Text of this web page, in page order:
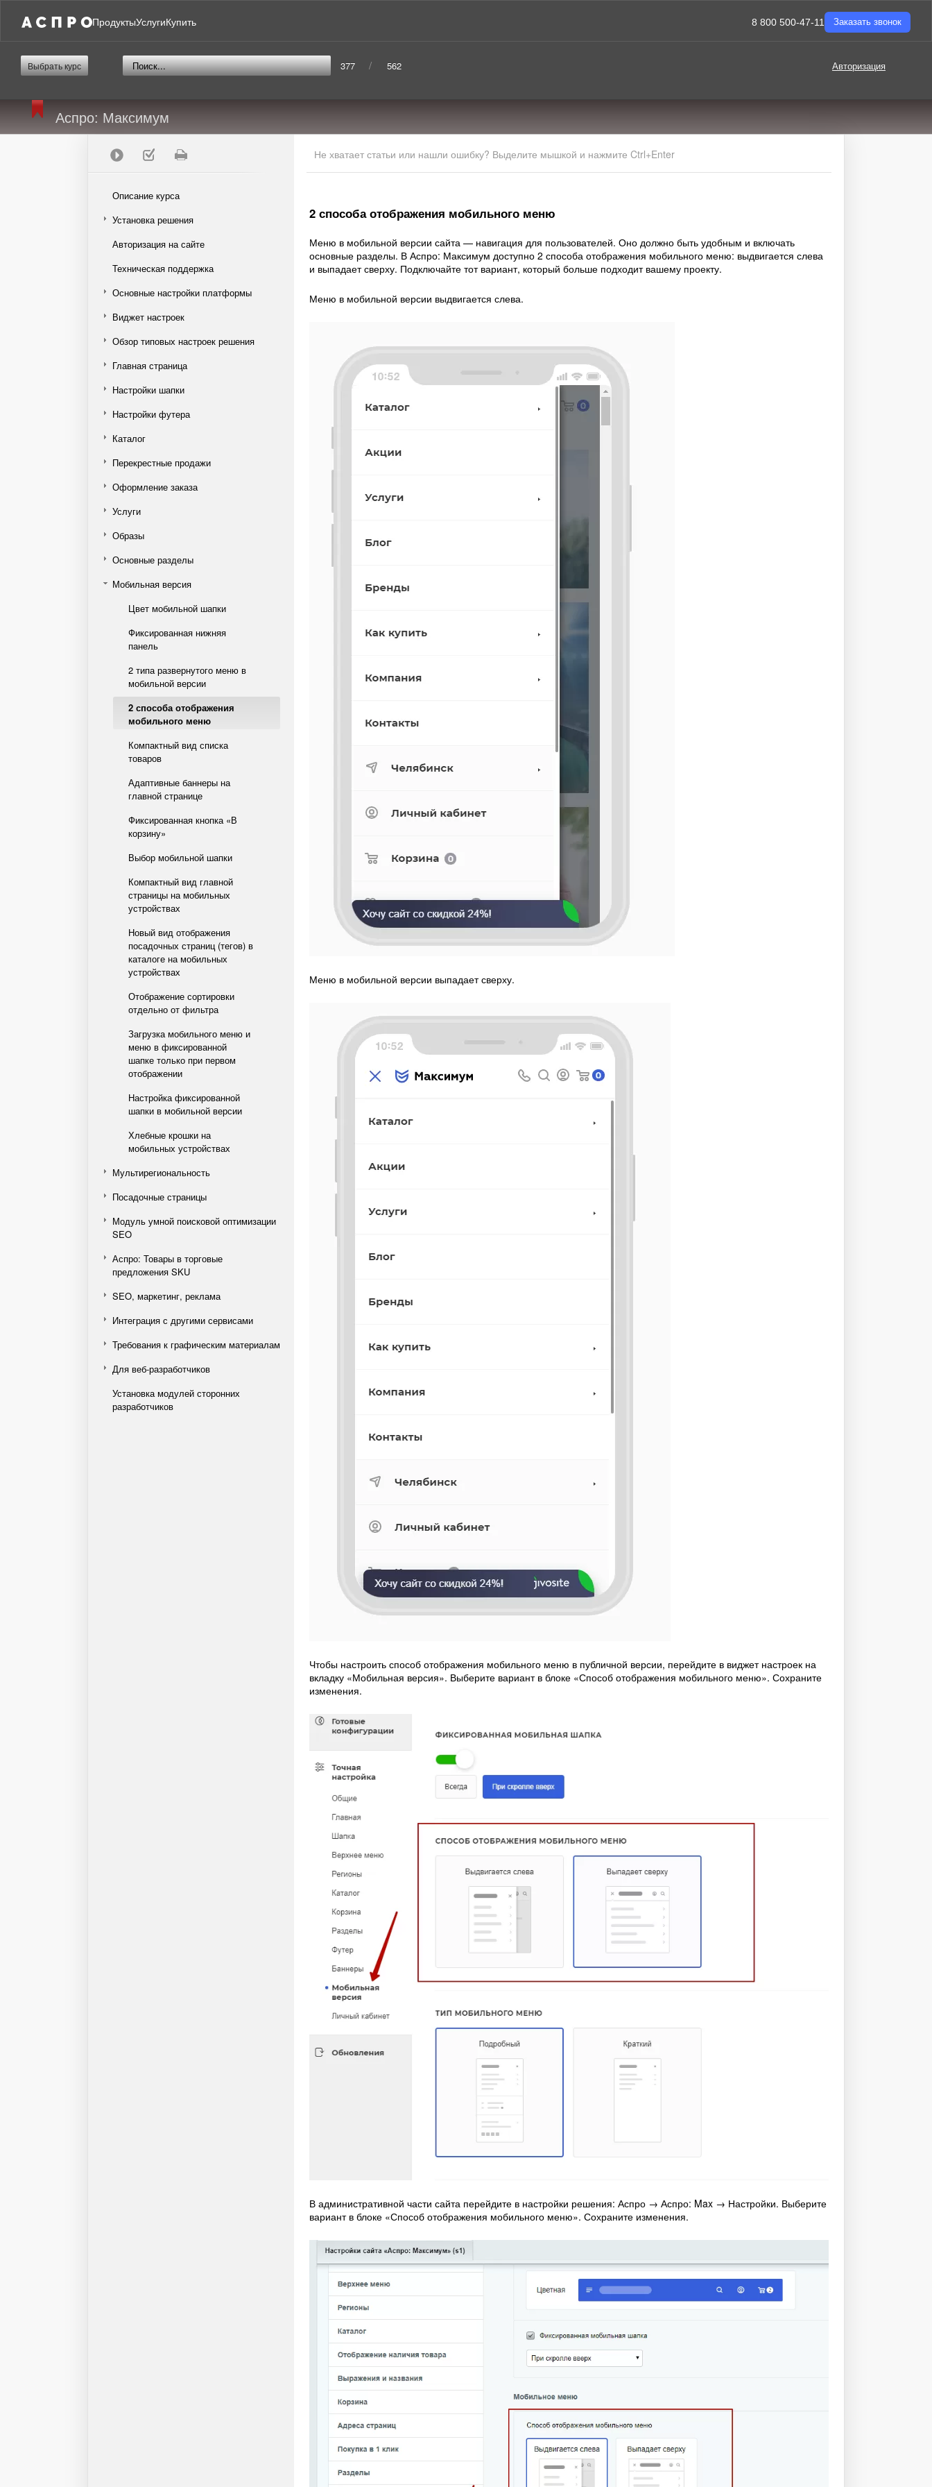
ПродуктыУслугиКупить 8 800 500-47-11 Заказать звонок
Авторизация
Выбрать курс 377 / 562
Аспро: Максимум
Описание курса
Установка решения
Авторизация на сайте
Техническая поддержка
Основные настройки платформы
Виджет настроек
Обзор типовых настроек решения
Главная страница
Настройки шапки
Настройки футера
Каталог
Перекрестные продажи
Оформление заказа
Услуги
Образы
Основные разделы
Мобильная версия
Цвет мобильной шапки
Фиксированная нижняя
панель
2 типа развернутого меню в
мобильной версии
2 способа отображения
мобильного меню
Компактный вид списка
товаров
Адаптивные баннеры на
главной странице
Фиксированная кнопка «В
корзину»
Выбор мобильной шапки
Компактный вид главной
страницы на мобильных
устройствах
Новый вид отображения
посадочных страниц (тегов) в
каталоге на мобильных
устройствах
Отображение сортировки
отдельно от фильтра
Загрузка мобильного меню и
меню в фиксированной
шапке только при первом
отображении
Настройка фиксированной
шапки в мобильной версии
Хлебные крошки на
мобильных устройствах
Мультирегиональность
Посадочные страницы
Модуль умной поисковой оптимизации
SEO
Аспро: Товары в торговые
предложения SKU
SEO, маркетинг, реклама
Интеграция с другими сервисами
Требования к графическим материалам
Для веб-разработчиков
Установка модулей сторонних
разработчиков
Не хватает статьи или нашли ошибку? Выделите мышкой и нажмите Ctrl+Enter
2 способа отображения мобильного меню
Меню в мобильной версии сайта — навигация для пользователей. Оно должно быть удобным и включать
основные разделы. В Аспро: Максимум доступно 2 способа отображения мобильного меню: выдвигается слева
и выпадает сверху. Подключайте тот вариант, который больше подходит вашему проекту.
Меню в мобильной версии выдвигается слева.
Меню в мобильной версии выпадает сверху.
Чтобы настроить способ отображения мобильного меню в публичной версии, перейдите в виджет настроек на
вкладку «Мобильная версия». Выберите вариант в блоке «Способ отображения мобильного меню». Сохраните
изменения.
В административной части сайта перейдите в настройки решения: Аспро → Аспро: Max → Настройки. Выберите
вариант в блоке «Способ отображения мобильного меню». Сохраните изменения.